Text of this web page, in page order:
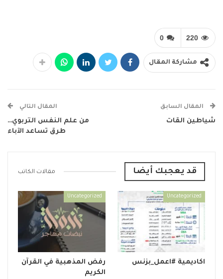
0 220
مشاركة المقال
المقال السابق
شياطين القات
المقال التالي
من علم النفس التربوي…
طرق تساعد الآباء
قد يعجبك أيضا مقالات الكاتب
Uncategorized
اكاديمية #اعمل_بزنس
Uncategorized
رفض المذهبية في القرآن
الكريم